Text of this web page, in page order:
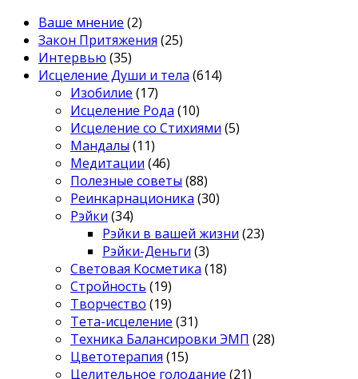
Ваше мнение (2)
Закон Притяжения (25)
Интервью (35)
Исцеление Души и тела (614)
Изобилие (17)
Исцеление Рода (10)
Исцеление со Стихиями (5)
Мандалы (11)
Медитации (46)
Полезные советы (88)
Реинкарнационика (30)
Рэйки (34)
Рэйки в вашей жизни (23)
Рэйки-Деньги (3)
Световая Косметика (18)
Стройность (19)
Творчество (19)
Тета-исцеление (31)
Техника Балансировки ЭМП (28)
Цветотерапия (15)
Целительное голодание (21)